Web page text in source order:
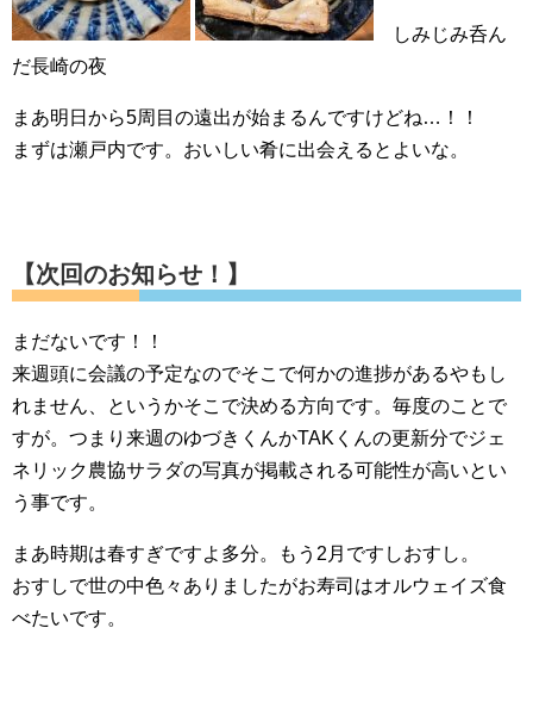
しみじみ呑ん
だ長崎の夜
まあ明日から5周目の遠出が始まるんですけどね…！！
まずは瀬戸内です。おいしい肴に出会えるとよいな。
【次回のお知らせ！】
まだないです！！
来週頭に会議の予定なのでそこで何かの進捗があるやもし
れません、というかそこで決める方向です。毎度のことで
すが。つまり来週のゆづきくんかTAKくんの更新分でジェ
ネリック農協サラダの写真が掲載される可能性が高いとい
う事です。
まあ時期は春すぎですよ多分。もう2月ですしおすし。
おすしで世の中色々ありましたがお寿司はオルウェイズ食
べたいです。